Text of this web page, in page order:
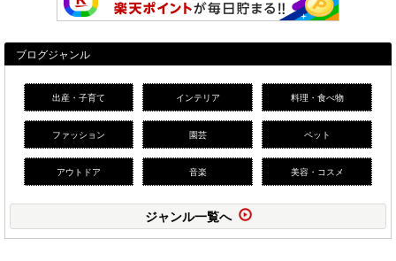
ブログジャンル
出産・子育て インテリア 料理・食べ物
ファッション 園芸 ペット
アウトドア 音楽 美容・コスメ
ジャンル一覧へ